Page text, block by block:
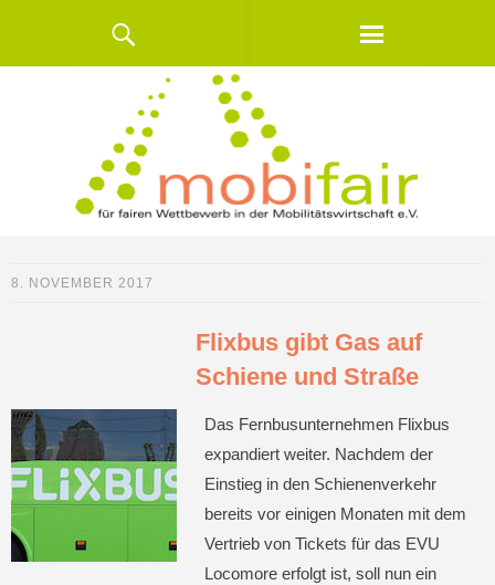
8. NOVEMBER 2017
Flixbus gibt Gas auf
Schiene und Straße
Das Fernbusunternehmen Flixbus
expandiert weiter. Nachdem der
Einstieg in den Schienenverkehr
bereits vor einigen Monaten mit dem
Vertrieb von Tickets für das EVU
Locomore erfolgt ist, soll nun ein